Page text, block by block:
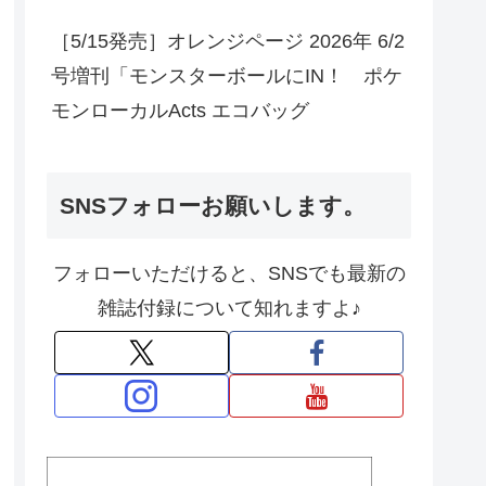
［5/15発売］オレンジページ 2026年 6/2
号増刊「モンスターボールにIN！ ポケ
モンローカルActs エコバッグ
SNSフォローお願いします。
フォローいただけると、SNSでも最新の
雑誌付録について知れますよ♪